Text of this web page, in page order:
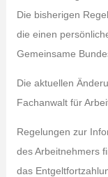
Die bisherigen
die einen
Gemeinsame
Die aktuellen
Fachanwalt für
Regelungen zur
des Arbeitnehmers
das